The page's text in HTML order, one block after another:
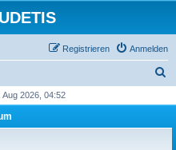
Anmelden
Registrieren
h
2026, 04:52